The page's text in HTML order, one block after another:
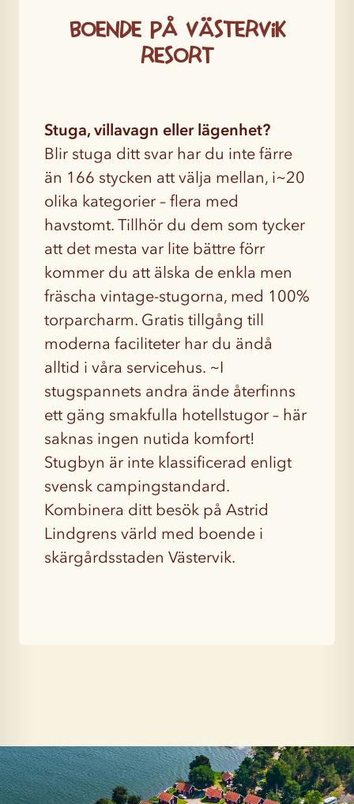
Boende på Västervik
Resort
Stuga, villavagn eller lägenhet?
Blir stuga ditt svar har du inte färre
än 166 stycken att välja mellan, i~20
olika kategorier – flera med
havstomt. Tillhör du dem som tycker
att det mesta var lite bättre förr
kommer du att älska de enkla men
fräscha vintage-stugorna, med 100%
torparcharm. Gratis tillgång till
moderna faciliteter har du ändå
alltid i våra servicehus. ~I
stugspannets andra ände återfinns
ett gäng smakfulla hotellstugor – här
saknas ingen nutida komfort!
Stugbyn är inte klassificerad enligt
svensk campingstandard.
Kombinera ditt besök på Astrid
Lindgrens värld med boende i
skärgårdsstaden Västervik.